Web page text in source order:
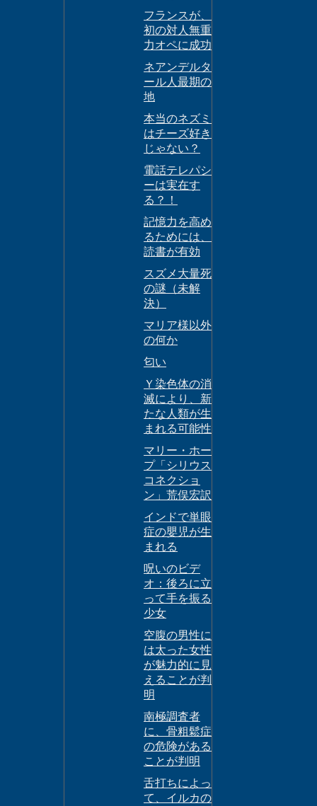
フランスが、
初の対人無重
力オペに成功
ネアンデルタ
ール人最期の
地
本当のネズミ
はチーズ好き
じゃない？
電話テレパシ
ーは実在す
る？！
記憶力を高め
るためには、
読書が有効
スズメ大量死
の謎（未解
決）
マリア様以外
の何か
匂い
Ｙ染色体の消
滅により、新
たな人類が生
まれる可能性
マリー・ホー
プ「シリウス
コネクショ
ン」荒俣宏訳
インドで単眼
症の嬰児が生
まれる
呪いのビデ
オ：後ろに立
って手を振る
少女
空腹の男性に
は太った女性
が魅力的に見
えることが判
明
南極調査者
に、骨粗鬆症
の危険がある
ことが判明
舌打ちによっ
て、イルカの